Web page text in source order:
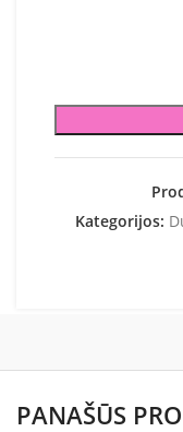
Kategorijos:
PANAŠŪS